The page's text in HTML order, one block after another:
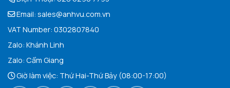
Email: sales@anhvu.com.vn
VAT Number: 0302807840
Zalo: Khánh Linh
Zalo: Cẩm Giang
Giờ làm việc: Thứ Hai-Thứ Bảy (08:00-17:00)